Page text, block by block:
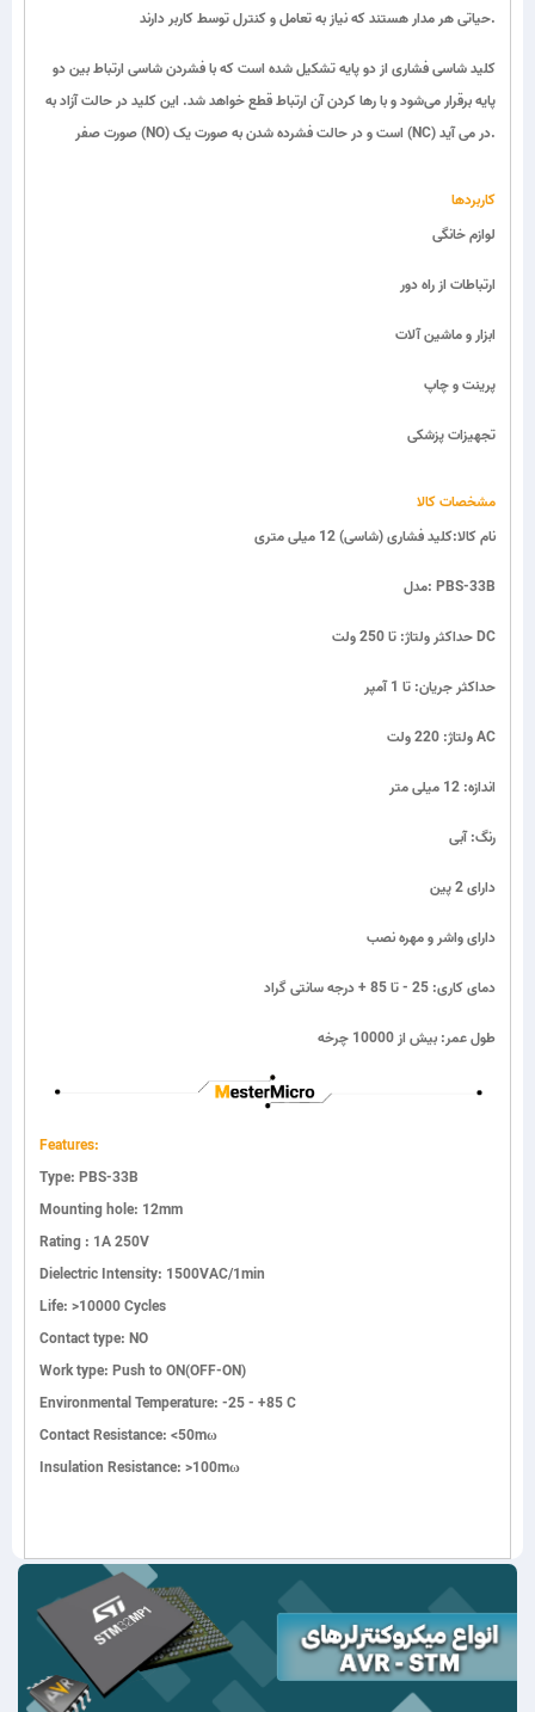
حیاتی هر مدار هستند که نیاز به تعامل و کنترل توسط کاربر دارند.
کلید شاسی فشاری از دو پایه تشکیل شده است که با فشردن شاسی ارتباط بین دو
پایه برقرار می‌شود و با رها کردن آن ارتباط قطع خواهد شد. این کلید در حالت آزاد به
صورت صفر (NO) است و در حالت فشرده شدن به صورت یک (NC) در می آید.
کاربردها
لوازم خانگی
ارتباطات از راه دور
ابزار و ماشین آلات
پرینت و چاپ
تجهیزات پزشکی
مشخصات کالا
نام کالا:کلید فشاری (شاسی) 12 میلی متری
مدل: PBS-33B
حداکثر ولتاژ: تا 250 ولت DC
حداکثر جریان: تا 1 آمپر
ولتاژ: 220 ولت AC
اندازه: 12 میلی متر
رنگ: آبی
دارای 2 پین
دارای واشر و مهره نصب
دمای کاری: 25 - تا 85 + درجه سانتی گراد
طول عمر: بیش از 10000 چرخه
Features:
Type: PBS-33B
Mounting hole: 12mm
Rating : 1A 250V
Dielectric Intensity: 1500VAC/1min
Life: >10000 Cycles
Contact type: NO
Work type: Push to ON(OFF-ON)
Environmental Temperature: -25 - +85 C
Contact Resistance: <50mω
Insulation Resistance: >100mω